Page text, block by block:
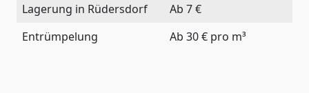
Lagerung in Rüdersdorf
Ab 7 €
Entrümpelung
Ab 30 € pro m³